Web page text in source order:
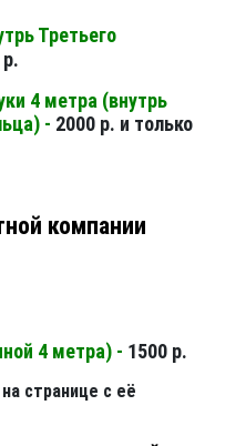
Третьего
4 метра (внутрь
- 2000 р. и только
компании
4 метра) - 1500 р.
странице с её